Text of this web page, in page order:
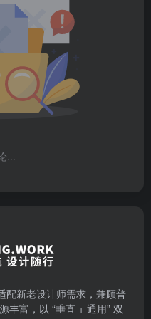
...
配新老设计师需求，兼顾普
丰富，以 “垂直 + 通用” 双